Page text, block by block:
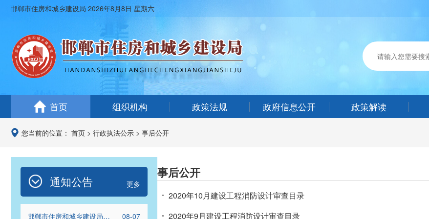
邯郸市住房和城乡建设局 2026年8月8日 星期六
首页 组织机构 政策法规 政府信息公开 政策解读
您当前的位置： 首页 > 行政执法公示 > 事后公开
通知公告 更多
邯郸市住房和城乡建设局关
08-07
事后公开
2020年10月建设工程消防设计审查目录
2020年9月建设工程消防设计审查目录